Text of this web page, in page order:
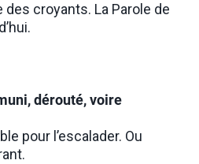
croyants. La Parole de
dérouté, voire
pour l’escalader. Ou